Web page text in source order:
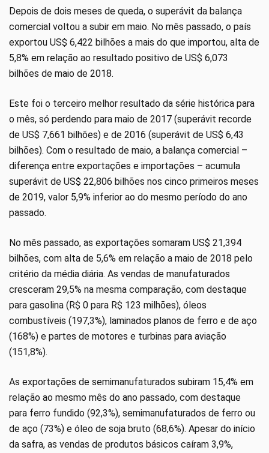
Depois de dois meses de queda, o superávit da balança
comercial voltou a subir em maio. No mês passado, o país
exportou US$ 6,422 bilhões a mais do que importou, alta de
5,8% em relação ao resultado positivo de US$ 6,073
bilhões de maio de 2018.
Este foi o terceiro melhor resultado da série histórica para
o mês, só perdendo para maio de 2017 (superávit recorde
de US$ 7,661 bilhões) e de 2016 (superávit de US$ 6,43
bilhões). Com o resultado de maio, a balança comercial –
diferença entre exportações e importações – acumula
superávit de US$ 22,806 bilhões nos cinco primeiros meses
de 2019, valor 5,9% inferior ao do mesmo período do ano
passado.
No mês passado, as exportações somaram US$ 21,394
bilhões, com alta de 5,6% em relação a maio de 2018 pelo
critério da média diária. As vendas de manufaturados
cresceram 29,5% na mesma comparação, com destaque
para gasolina (R$ 0 para R$ 123 milhões), óleos
combustíveis (197,3%), laminados planos de ferro e de aço
(168%) e partes de motores e turbinas para aviação
(151,8%).
As exportações de semimanufaturados subiram 15,4% em
relação ao mesmo mês do ano passado, com destaque
para ferro fundido (92,3%), semimanufaturados de ferro ou
de aço (73%) e óleo de soja bruto (68,6%). Apesar do início
da safra, as vendas de produtos básicos caíram 3,9%,